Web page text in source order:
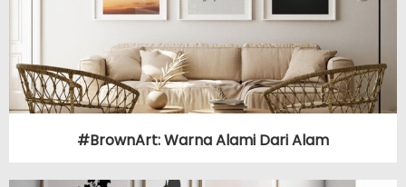
#BrownArt: Warna Alami Dari Alam